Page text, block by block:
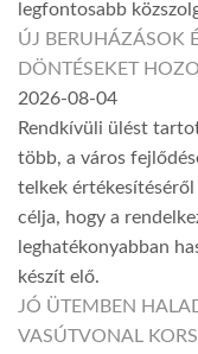
legfontosabb
ÚJ BERUHÁZÁSOK
DÖNTÉSEKET
2026-08-04
Rendkívüli ülést
több, a város
telkek
célja, hogy a
leghatékonyabban
készít elő.
JÓ ÜTEMBEN
VASÚTVONAL